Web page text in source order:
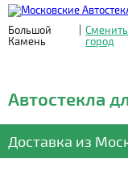
Большой
Камень
| Сменить
город
Автостекла
Доставка из